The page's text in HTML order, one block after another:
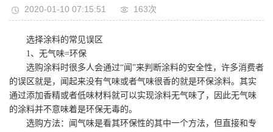
2020-01-10 07:15:51 163次
选择涂料的常见误区
1、无气味=环保
选购涂料时很多人会通过“闻”来判断涂料的安全性， 许多消费者
的误区就是，闻起来没有气味或者气味很香的就是环保涂料。其实
通过添加香精或者低味材料就可以实现涂料无气味了， 因此无气味
的涂料并不意味着是环保无毒的。
选购方法：闻气味是看其环保性的其中一个方法，但直接和专